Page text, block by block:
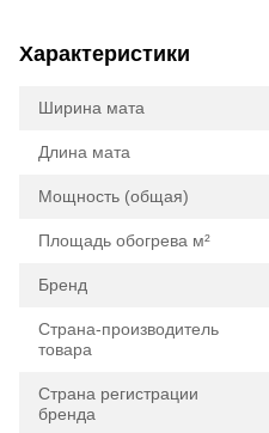
Характеристики
Ширина мата
Длина мата
Мощность (общая)
Площадь обогрева м²
Бренд
Страна-производитель
товара
Страна регистрации
бренда